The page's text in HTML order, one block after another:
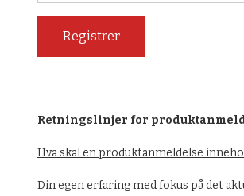
Retningslinjer for
Hva skal en produktanmeldelse
Din egen erfaring med fokus på det